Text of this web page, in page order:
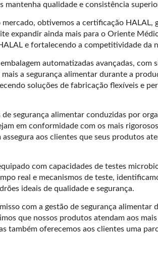
mantenha qualidade e consistência
obtivemos a certificação HALAL,
expandir ainda mais para o Oriente
e fortalecendo a competitividade da
automatizadas avançadas, com
a segurança alimentar durante a
soluções de fabricação flexíveis e
segurança alimentar conduzidas por
em conformidade com os mais
aos clientes que seus produtos
com capacidades de testes
real e mecanismos de teste,
ideais de qualidade e segurança.
com a gestão de segurança alimentar
que nossos produtos atendam aos
também oferecemos aos clientes uma